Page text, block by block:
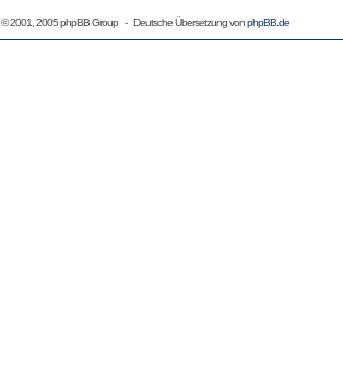
© 2001, 2005 phpBB Group - Deutsche Übersetzung vonphpBB.de